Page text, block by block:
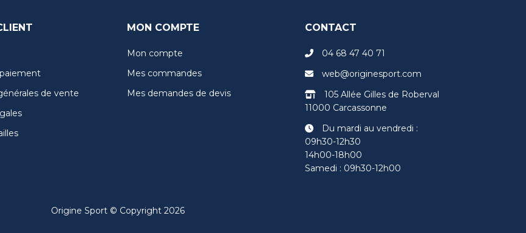
de vente
MON COMPTE
Mon compte
Mes commandes
Mes demandes de devis
CONTACT
04 68 47 40 71
web@originesport.com
105 Allée Gilles de Roberval
11000 Carcassonne
Du mardi au vendredi :
09h30-12h30
14h00-18h00
Samedi : 09h30-12h00
Origine Sport © Copyright 2026